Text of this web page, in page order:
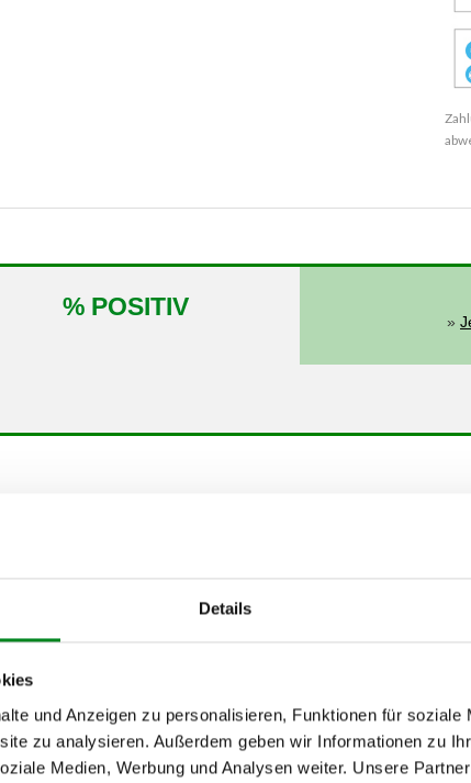
Details
und Anzeigen zu personalisieren, Funktionen für soziale
zu analysieren. Außerdem geben wir Informationen zu
Medien, Werbung und Analysen weiter. Unsere
% POSITIV
»
7HF, 7EC) 2.0 BiTDI
7HF, 7EC) 2.0 BiTDI 4motion
BiTDI
BiTDI 4motion
7JY, 7JZ) 2.0 BiTDI
7JY, 7JZ) 2.0 BiTDI 4motion